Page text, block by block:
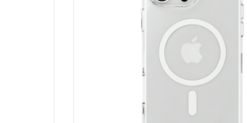
Товар под заказ